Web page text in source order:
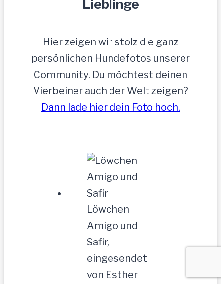
Lieblinge
Hier zeigen wir stolz die ganz
persönlichen Hundefotos unserer
Community. Du möchtest deinen
Vierbeiner auch der Welt zeigen?
Dann lade hier dein Foto hoch.
Löwchen
Amigo und
Safir,
eingesendet
von Esther